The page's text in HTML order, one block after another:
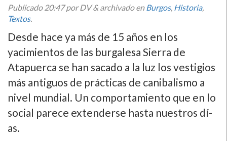
Publicado20:47por DV&archivado enBurgos, Historia,
Textos.
Desde hace ya más de 15 años en los
yacimientos de las burgalesa Sierra de
Atapuerca se han sacado a la luz los vestigios
más antiguos de prácticas de canibalismo a
nivel mundial. Un comportamiento que en lo
social parece extenderse hasta nuestros dí­
as.